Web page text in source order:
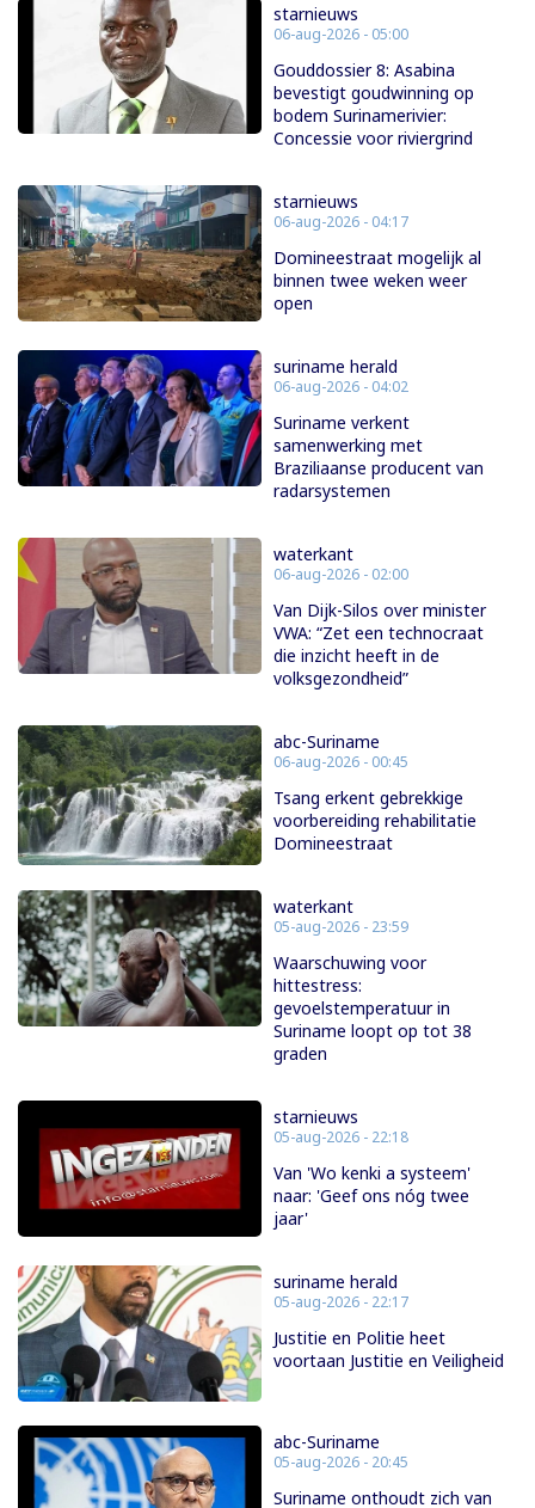
starnieuws
06-aug-2026 - 05:00
Gouddossier 8: Asabina
bevestigt goudwinning op
bodem Surinamerivier:
Concessie voor riviergrind
starnieuws
06-aug-2026 - 04:17
Domineestraat mogelijk al
binnen twee weken weer
open
suriname herald
06-aug-2026 - 04:02
Suriname verkent
samenwerking met
Braziliaanse producent van
radarsystemen
waterkant
06-aug-2026 - 02:00
Van Dijk-Silos over minister
VWA: “Zet een technocraat
die inzicht heeft in de
volksgezondheid”
abc-Suriname
06-aug-2026 - 00:45
Tsang erkent gebrekkige
voorbereiding rehabilitatie
Domineestraat
waterkant
05-aug-2026 - 23:59
Waarschuwing voor
hittestress:
gevoelstemperatuur in
Suriname loopt op tot 38
graden
starnieuws
05-aug-2026 - 22:18
Van 'Wo kenki a systeem'
naar: 'Geef ons nóg twee
jaar'
suriname herald
05-aug-2026 - 22:17
Justitie en Politie heet
voortaan Justitie en Veiligheid
abc-Suriname
05-aug-2026 - 20:45
Suriname onthoudt zich van